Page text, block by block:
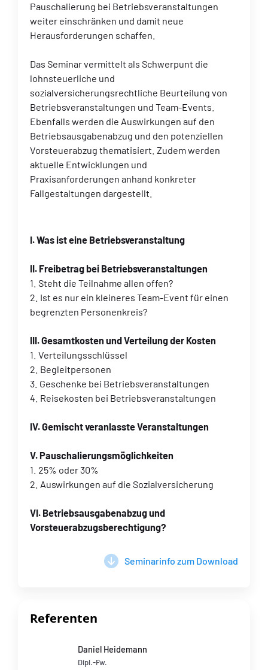
Pauschalierung bei Betriebsveranstaltungen
weiter einschränken und damit neue
Herausforderungen schaffen.
Das Seminar vermittelt als Schwerpunt die
lohnsteuerliche und
sozialversicherungsrechtliche Beurteilung von
Betriebsveranstaltungen und Team-Events.
Ebenfalls werden die Auswirkungen auf den
Betriebsausgabenabzug und den potenziellen
Vorsteuerabzug thematisiert. Zudem werden
aktuelle Entwicklungen und
Praxisanforderungen anhand konkreter
Fallgestaltungen dargestellt.
I. Was ist eine Betriebsveranstaltung
II. Freibetrag bei Betriebsveranstaltungen
1. Steht die Teilnahme allen offen?
2. Ist es nur ein kleineres Team-Event für einen
begrenzten Personenkreis?
III. Gesamtkosten und Verteilung der Kosten
1. Verteilungsschlüssel
2. Begleitpersonen
3. Geschenke bei Betriebsveranstaltungen
4. Reisekosten bei Betriebsveranstaltungen
IV. Gemischt veranlasste Veranstaltungen
V. Pauschalierungsmöglichkeiten
1. 25% oder 30%
2. Auswirkungen auf die Sozialversicherung
VI. Betriebsausgabenabzug und
Vorsteuerabzugsberechtigung?
Seminarinfo zum Download
Referenten
Daniel Heidemann
Dipl.-Fw.